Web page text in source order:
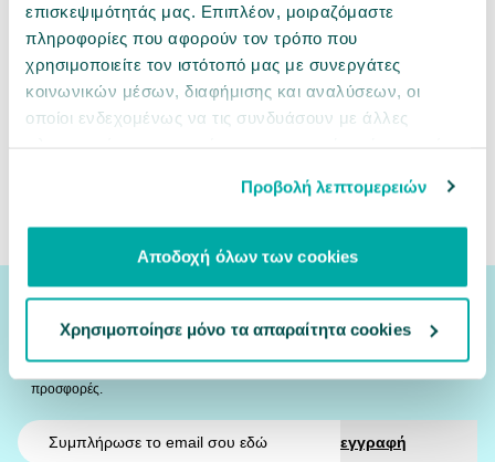
επισκεψιμότητάς μας. Επιπλέον, μοιραζόμαστε
πληροφορίες που αφορούν τον τρόπο που
χρησιμοποιείτε τον ιστότοπό μας με συνεργάτες
κοινωνικών μέσων, διαφήμισης και αναλύσεων, οι
οποίοι ενδεχομένως να τις συνδυάσουν με άλλες
Προβολή λεπτομερειών
Αποδοχή όλων των cookies
Χρησιμοποίησε μόνο τα απαραίτητα cookies
Εγγραφή Newsletter
προσφορές.
εγγραφή